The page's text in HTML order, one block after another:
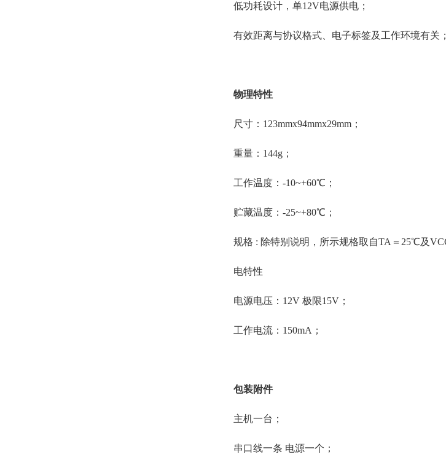
低功耗设计，单12V电源供电；
有效距离与协议格式、电子标签及工作环境有关；
物理特性
尺寸：123mmx94mmx29mm；
重量：144g；
工作温度：-10~+60℃；
贮藏温度：-25~+80℃；
规格 : 除特别说明，所示规格取自TA＝25℃及
电特性
电源电压：12V 极限15V；
工作电流：150mA；
包装附件
主机一台；
串口线一条 电源一个；